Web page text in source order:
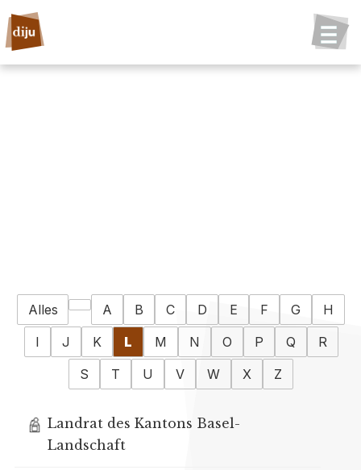
Alles A B C D E F G
H
I
J K L M N O P Q
R
S
T U V W X Z
Landrat des Kantons Basel-
Landschaft